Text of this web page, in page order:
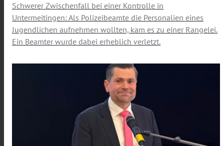
Schwerer Zwischenfall bei einer Kontrolle in
Untermeitingen: Als Polizeibeamte die Personalien eines
Jugendlichen aufnehmen wollten, kam es zu einer Rangelei.
Ein Beamter wurde dabei erheblich verletzt.